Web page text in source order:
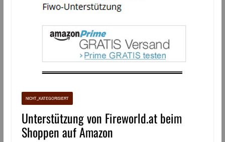
NICHT_KATEGORISIERT
Unterstützung von Fireworld.at beim
Shoppen auf Amazon